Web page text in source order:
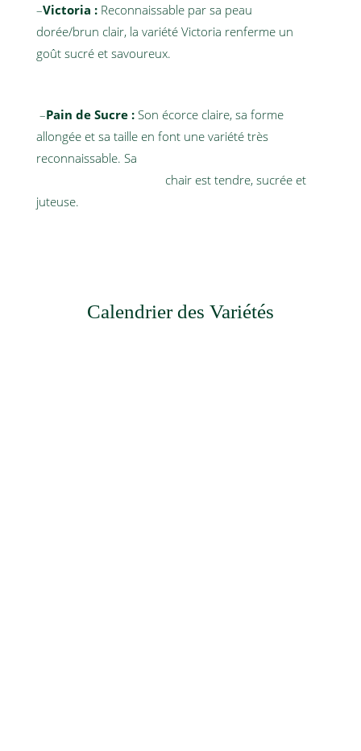
–Victoria : Reconnaissable par sa peau
dorée/brun clair, la variété Victoria renferme un
goût sucré et savoureux.
–Pain de Sucre : Son écorce claire, sa forme
allongée et sa taille en font une variété très
reconnaissable. Sa
chair est tendre, sucrée et
juteuse.
Calendrier des Variétés